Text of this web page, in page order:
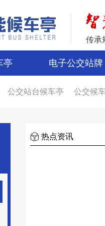
传承
亭 电子公交站牌
公交站台候车亭 公交候
台厂家
宿迁候车亭
电子站牌设计
公
站牌
候车亭
厂家
热点资讯